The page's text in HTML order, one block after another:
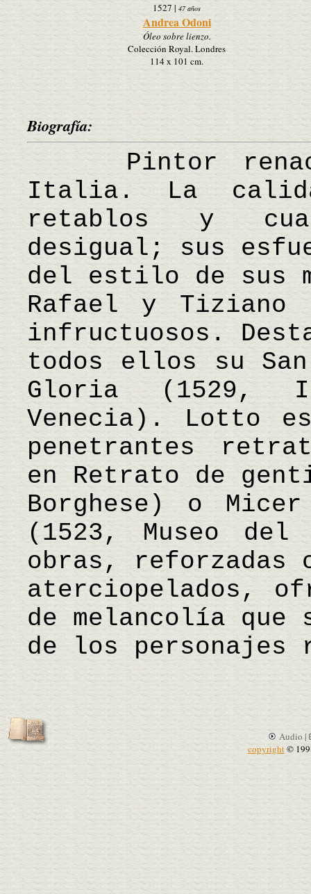
1527 | 47 años
Andrea Odoni
Óleo sobre lienzo.
Colección Royal. Londres
114 x 101 cm.
Biografía:
Pintor
Italia. La
retablos y
desigual; sus
del estilo de sus
Rafael y Tiziano
infructuosos.
todos ellos su
Gloria (1529,
Venecia). Lotto
penetrantes
en Retrato de
Borghese) o
(1523, Museo
obras, reforzadas
aterciopelados,
de melancolía
de los personajes
Audio |
copyright©